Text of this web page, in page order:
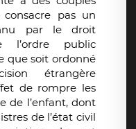
pas un
par le droit
public
que soit ordonné
étrangère
de rompre les
de l’enfant, dont
de l’état civil